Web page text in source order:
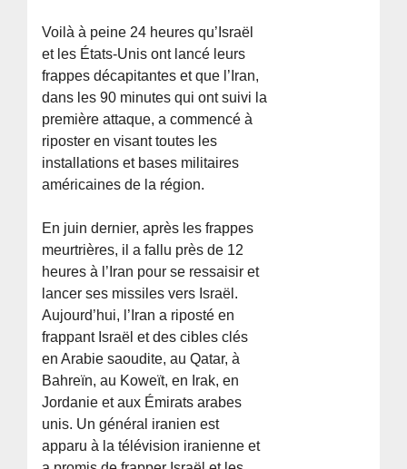
Voilà à peine 24 heures qu’Israël
et les États-Unis ont lancé leurs
frappes décapitantes et que l’Iran,
dans les 90 minutes qui ont suivi la
première attaque, a commencé à
riposter en visant toutes les
installations et bases militaires
américaines de la région.
En juin dernier, après les frappes
meurtrières, il a fallu près de 12
heures à l’Iran pour se ressaisir et
lancer ses missiles vers Israël.
Aujourd’hui, l’Iran a riposté en
frappant Israël et des cibles clés
en Arabie saoudite, au Qatar, à
Bahreïn, au Koweït, en Irak, en
Jordanie et aux Émirats arabes
unis. Un général iranien est
apparu à la télévision iranienne et